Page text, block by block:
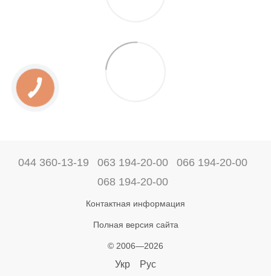
044 360-13-19 063 194-20-00
066 194-20-00
068 194-20-00
Контактная информация
Полная версия сайта
© 2006—2026
Укр Рус